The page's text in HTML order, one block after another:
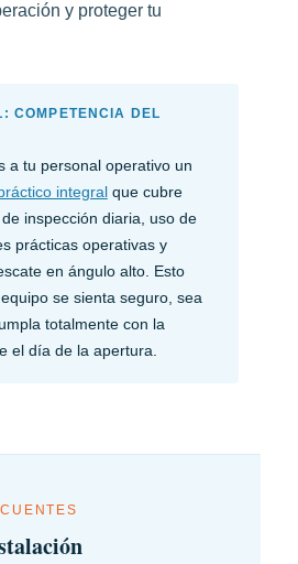
y proteger tu
COMPETENCIA DEL
a tu personal operativo un
integralque cubre
inspección diaria, uso de
prácticas operativas y
en ángulo alto. Esto
se sienta seguro, sea
totalmente con la
el día de la apertura.